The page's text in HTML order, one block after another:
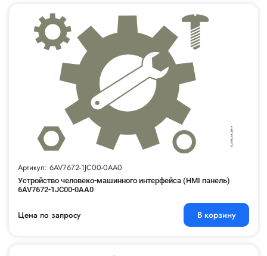
Артикул: 6AV7672-1JC00-0AA0
Устройство человеко-машинного интерфейса (HMI панель)
6AV7672-1JC00-0AA0
Цена по запросу В корзину